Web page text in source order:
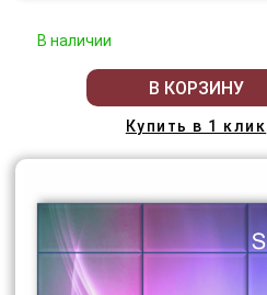
В наличии
В КОРЗИНУ
Купить в 1 клик